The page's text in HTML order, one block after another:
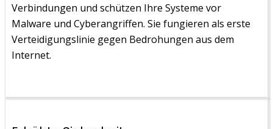
Verbindungen und schützen Ihre Systeme vor
Malware und Cyberangriffen. Sie fungieren als erste
Verteidigungslinie gegen Bedrohungen aus dem
Internet.